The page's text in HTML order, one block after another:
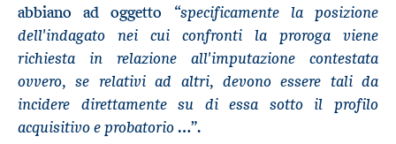
abbiano ad oggetto “specificamente la posizione
dell'indagato nei cui confronti la proroga viene
richiesta in relazione all'imputazione contestata
ovvero, se relativi ad altri, devono essere tali da
incidere direttamente su di essa sotto il profilo
acquisitivo e probatorio …”.